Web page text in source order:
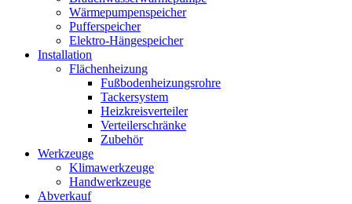
Wärmepumpenspeicher
Pufferspeicher
Elektro-Hängespeicher
Installation
Flächenheizung
Fußbodenheizungsrohre
Tackersystem
Heizkreisverteiler
Verteilerschränke
Zubehör
Werkzeuge
Klimawerkzeuge
Handwerkzeuge
Abverkauf